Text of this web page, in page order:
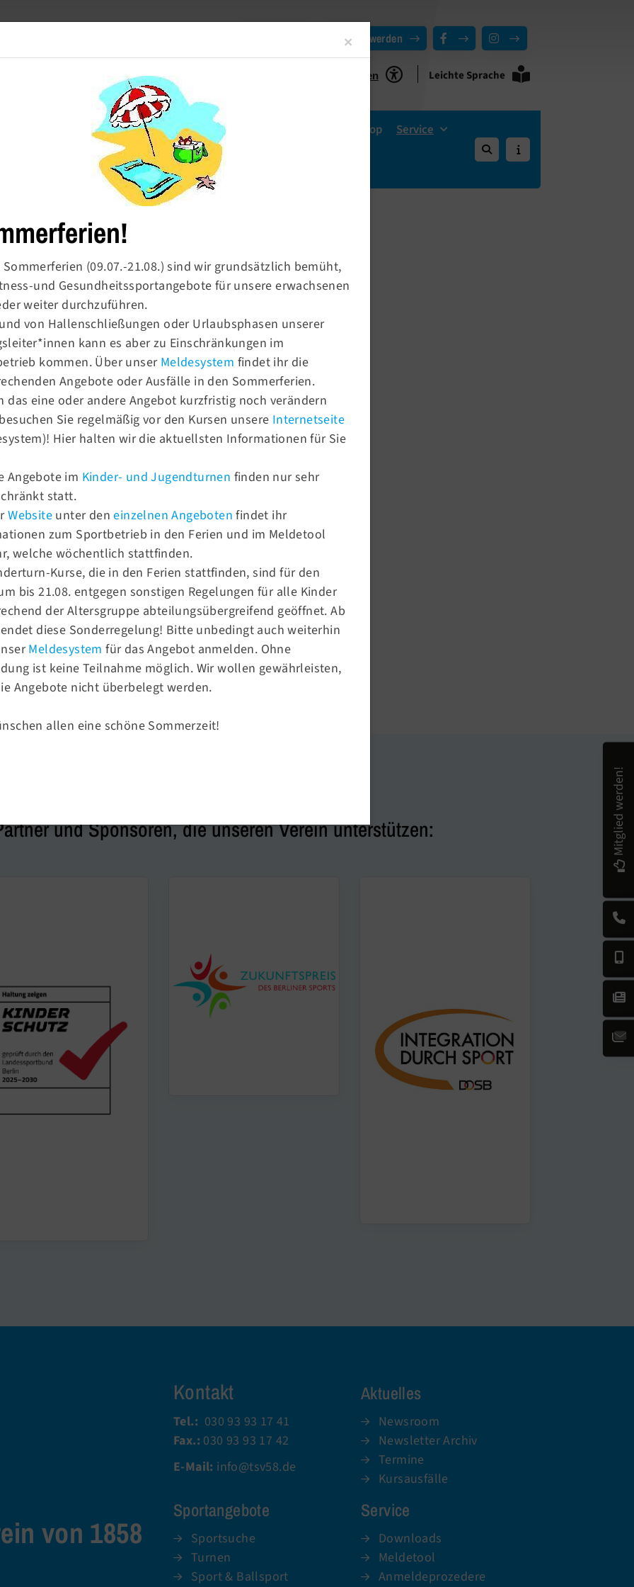
Mitglied werden
Barrierefreie Funktionen Leichte Sprache
Sport & Ballsport Fitness & Gesundheit Vereins-Shop Service
Gesamtes Angebot
Angebot
und Sponsoren, die unseren Verein unterstützen:
von 1858
Kontakt
Tel.: 030 93 93 17 41
Fax.: 030 93 93 17 42
E-Mail: info@tsv58.de
Aktuelles
Newsroom
Newsletter Archiv
Termine
Kursausfälle
Sportangebote
Sportsuche
Turnen
Sport & Ballsport
Service
Downloads
Meldetool
Anmeldeprozedere
Mitglied werden!
von 1858
Kontakt
Fax.:030 93 93 17 42
Sportangebote
Sportsuche
Turnen
Sport & Ballsport
Fitness & Gesundheit
× Close
(09.07.-21.08.) sind wir grundsätzlich bemüht,
und Gesundheitssportangebote für unsere erwachsenen
weiter durchzuführen.
von Hallenschließungen oder Urlaubsphasen unserer
kann es aber zu Einschränkungen im
kommen. Über unser Meldesystem findet ihr die
Angebote oder Ausfälle in den Sommerferien.
das eine oder andere Angebot kurzfristig noch verändern
Sie regelmäßig vor den Kursen unsere Internetseite
Hier halten wir die aktuellsten Informationen für Sie
Angebote im Kinder- und Jugendturnen finden nur sehr
statt.
Website unter deneinzelnen Angeboten findet ihr
zum Sportbetrieb in den Ferien und im Meldetool
welche wöchentlich stattfinden.
Kurse, die in den Ferien stattfinden, sind für den
bis 21.08. entgegen sonstigen Regelungen für alle Kinder
der Altersgruppe abteilungsübergreifend geöffnet. Ab
diese Sonderregelung! Bitte unbedingt auch weiterhin
Meldesystem für das Angebot anmelden. Ohne
ist keine Teilnahme möglich. Wir wollen gewährleisten,
Angebote nicht überbelegt werden.
allen eine schöne Sommerzeit!